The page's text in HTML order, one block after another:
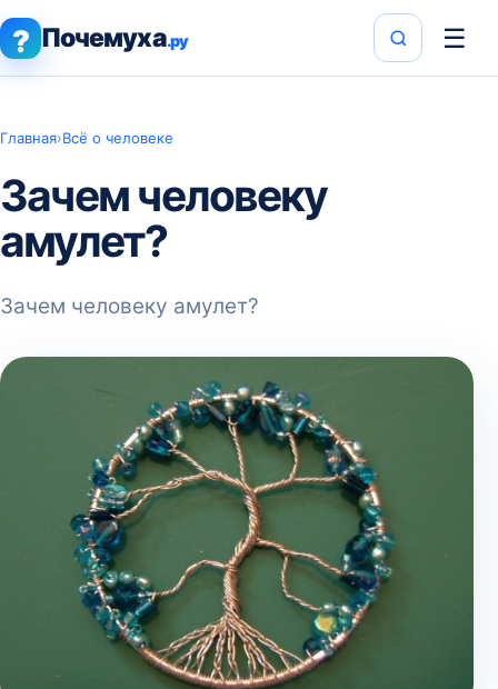
? Почемуха.ру ☰
Главная›Всё о человеке
Зачем человеку
амулет?
Зачем человеку амулет?